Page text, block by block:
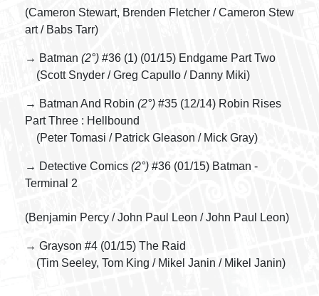
(Cameron Stewart, Brenden Fletcher / Cameron Stew
art / Babs Tarr)
→ Batman (2°) #36 (1) (01/15) Endgame Part Two
(Scott Snyder / Greg Capullo / Danny Miki)
→ Batman And Robin (2°) #35 (12/14) Robin Rises
Part Three : Hellbound
(Peter Tomasi / Patrick Gleason / Mick Gray)
→ Detective Comics (2°) #36 (01/15) Batman -
Terminal 2
(Benjamin Percy / John Paul Leon / John Paul Leon)
→ Grayson #4 (01/15) The Raid
(Tim Seeley, Tom King / Mikel Janin / Mikel Janin)